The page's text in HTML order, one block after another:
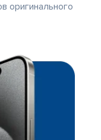
оригинального